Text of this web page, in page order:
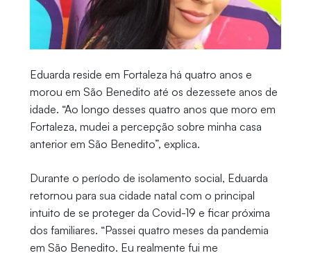
Eduarda reside em Fortaleza há quatro anos e
morou em São Benedito até os dezessete anos de
idade. “Ao longo desses quatro anos que moro em
Fortaleza, mudei a percepção sobre minha casa
anterior em São Benedito”, explica.
Durante o período de isolamento social, Eduarda
retornou para sua cidade natal com o principal
intuito de se proteger da Covid-19 e ficar próxima
dos familiares. “Passei quatro meses da pandemia
em São Benedito. Eu realmente fui me